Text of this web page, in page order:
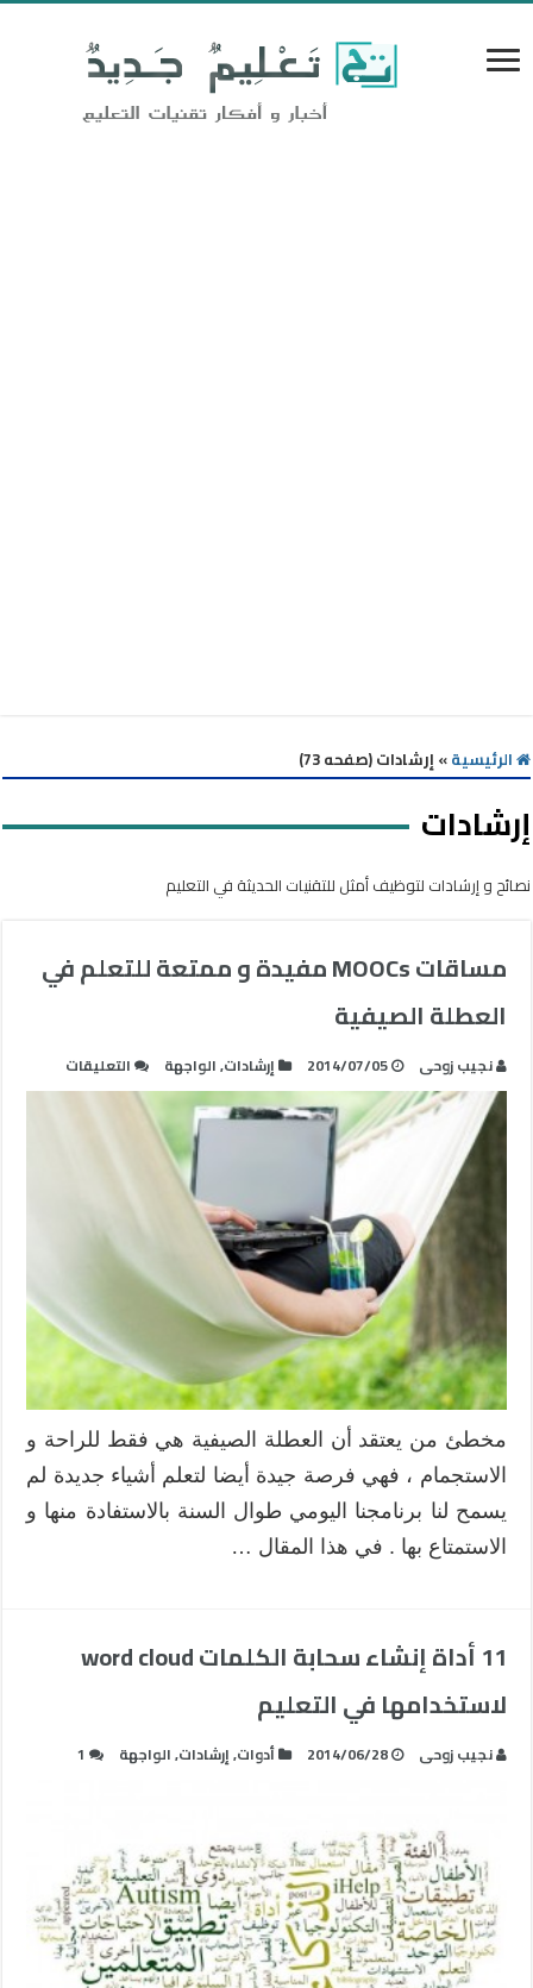
الرئيسية» إرشادات (صفحه 73)
إرشادات
نصائح و إرشادات لتوظيف أمثل للتقنيات الحديثة في التعليم
مساقات MOOCs مفيدة و ممتعة للتعلم في
العطلة الصيفية
نجيب زوحى 2014/07/05 إرشادات,الواجهة التعليقات
مساقات
الصيفية
مغلقة
مخطئ من يعتقد أن العطلة الصيفية هي فقط للراحة و
الاستجمام ، فهي فرصة جيدة أيضا لتعلم أشياء جديدة لم
يسمح لنا برنامجنا اليومي طوال السنة بالاستفادة منها و
الاستمتاع بها . في هذا المقال …
11 أداة إنشاء سحابة الكلمات word cloud
لاستخدامها في التعليم
نجيب زوحى 2014/06/28 أدوات,إرشادات,الواجهة 1